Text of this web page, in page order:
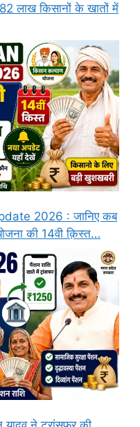
लाख किसानों के खातों में
2026 : जानिए कब
की 14वी क़िस्त…